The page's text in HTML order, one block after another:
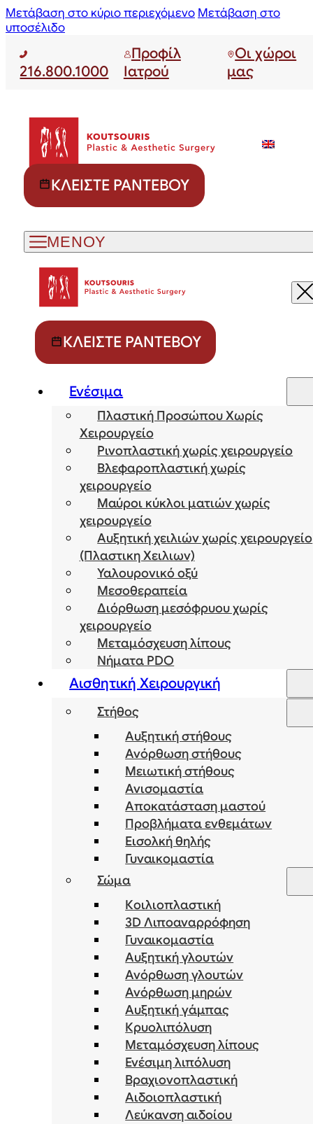
Μετάβαση στο κύριο περιεχόμενο Μετάβαση στο
υποσέλιδο
216.800.1000
Προφίλ
Ιατρού
Οι χώροι
μας
ΚΛΕΊΣΤΕ ΡΑΝΤΕΒΟΎ
ΚΛΕΊΣΤΕ ΡΑΝΤΕΒΟΎ
Ενέσιμα
Πλαστική Προσώπου Χωρίς
Χειρουργείο
Ρινοπλαστική χωρίς χειρουργείο
Βλεφαροπλαστική χωρίς
χειρουργείο
Μαύροι κύκλοι ματιών χωρίς
χειρουργείο
Αυξητική χειλιών χωρίς χειρουργείο
(Πλαστικη Χειλιων)
Υαλουρονικό οξύ
Μεσοθεραπεία
Διόρθωση μεσόφρυου χωρίς
χειρουργείο
Μεταμόσχευση λίπους
Νήματα PDO
Αισθητική Χειρουργική
Στήθος
Αυξητική στήθους
Ανόρθωση στήθους
Μειωτική στήθους
Ανισομαστία
Αποκατάσταση μαστού
Προβλήματα ενθεμάτων
Εισολκή θηλής
Γυναικομαστία
Σώμα
Κοιλιοπλαστική
3D Λιποαναρρόφηση
Γυναικομαστία
Αυξητική γλουτών
Ανόρθωση γλουτών
Ανόρθωση μηρών
Αυξητική γάμπας
Κρυολιπόλυση
Μεταμόσχευση λίπους
Ενέσιμη λιπόλυση
Bραχιονοπλαστική
Αιδοιοπλαστική
Λεύκανση αιδοίου